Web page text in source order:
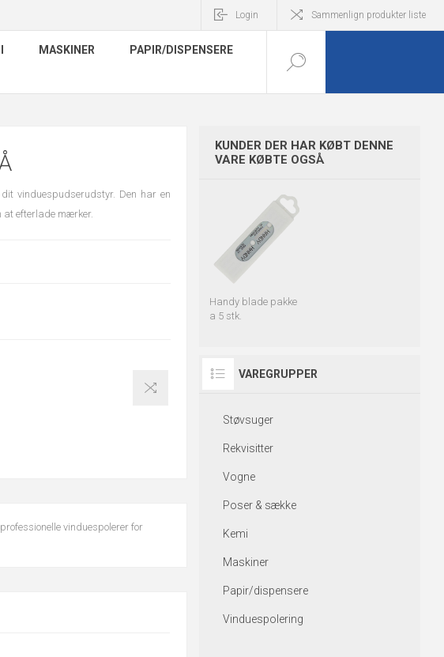
Login Sammenlign produkter liste
MASKINER
PAPIR/DISPENSERE
vinduespudserudstyr. Den har en
at efterlade mærker.
vinduespolerer for
KUNDER DER HAR KØBT DENNE
VARE KØBTE OGSÅ
Handy blade pakke
a 5 stk.
VAREGRUPPER
Støvsuger
Rekvisitter
Vogne
Poser & sække
Kemi
Maskiner
Papir/dispensere
Vinduespolering